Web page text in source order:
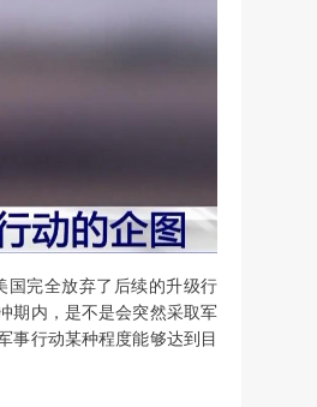
完全放弃了后续的升级行
期内，是不是会突然采取军
事行动某种程度能够达到目